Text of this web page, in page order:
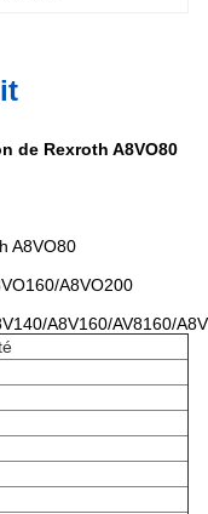
de Rexroth A8VO80
A8VO80
A8VO200
A8V160/AV8160/